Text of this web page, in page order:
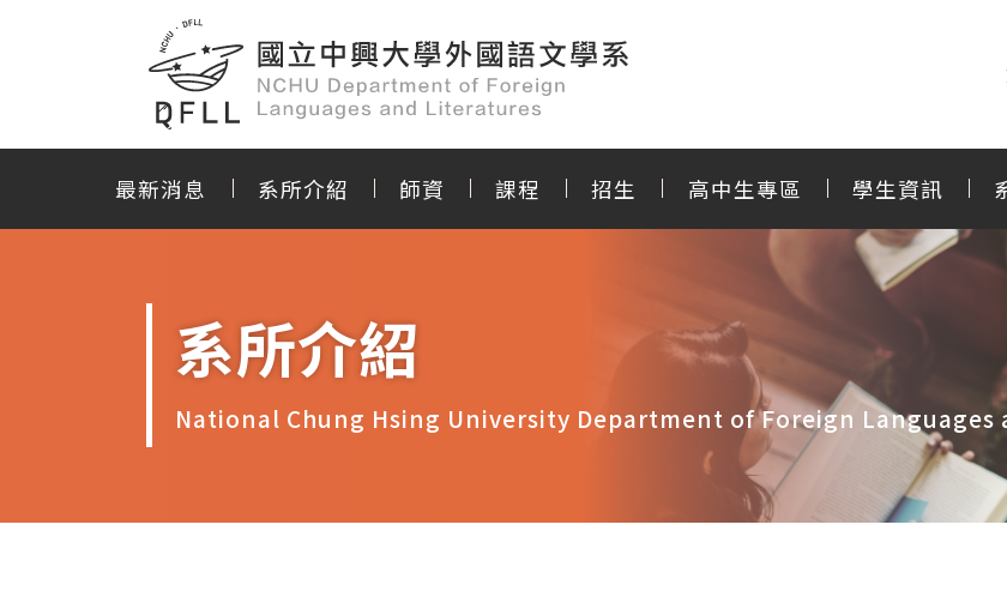
最新消息 系所介紹 師資 課程 招生 高中生專區 學生資訊
系所介紹
National Chung Hsing University Department of Foreign